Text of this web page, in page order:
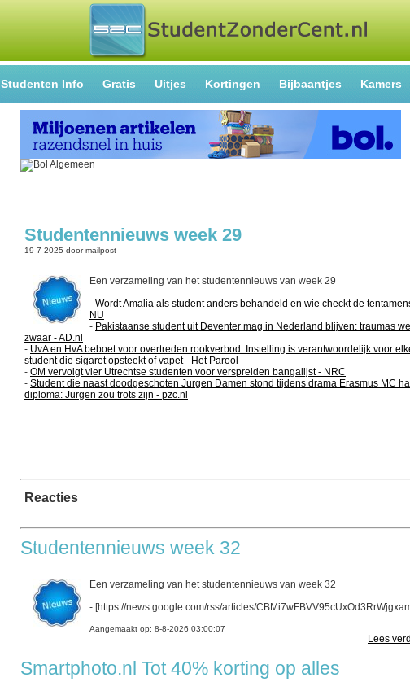
Studenten Info Gratis Uitjes Kortingen Bijbaantjes Kamers
Studentennieuws week 29
19-7-2025 doormailpost
Een verzameling van het studentennieuws van week 29
- Wordt Amalia als student anders behandeld en wie checkt de
NU
- Pakistaanse student uit Deventer mag in Nederland blijven: traumas
zwaar - AD.nl
- UvA en HvA beboet voor overtreden rookverbod: Instelling is verantwoordelijk voor
student die sigaret opsteekt of vapet - Het Parool
- OM vervolgt vier Utrechtse studenten voor verspreiden bangalijst - NRC
- Student die naast doodgeschoten Jurgen Damen stond tijdens drama Erasmus MC
diploma: Jurgen zou trots zijn - pzc.nl
Reacties
Studentennieuws week 32
Een verzameling van het studentennieuws van week 32
- [https://news.google.com/rss/articles/
Aangemaakt op: 8-8-2026 03:00:07
Lees
Smartphoto.nl Tot 40% korting op alles